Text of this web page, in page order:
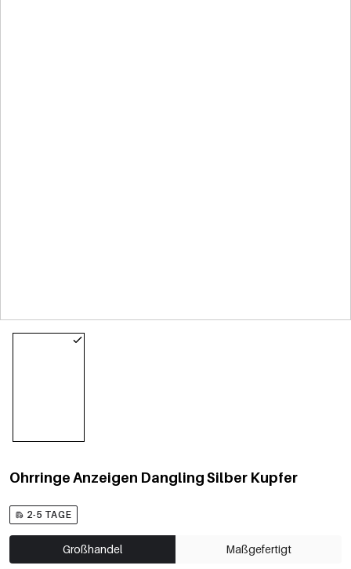
Ohrringe Anzeigen Dangling Silber Kupfer
2-5 TAGE
Großhandel Maßgefertigt